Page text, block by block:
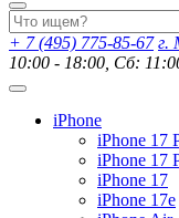
+ 7 (495) 775-85-67 г.
10:00 - 18:00, Сб:
iPhone
iPhone 17
iPhone 17
iPhone 17
iPhone 17e